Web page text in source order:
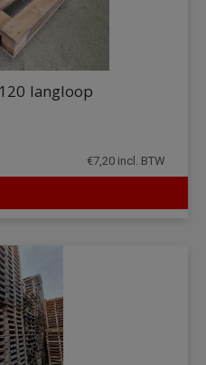
DETAILS
langloop
€7,20 incl. BTW